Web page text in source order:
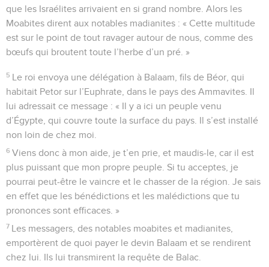
que les Israélites arrivaient en si grand nombre. Alors les
Moabites dirent aux notables madianites : « Cette multitude
est sur le point de tout ravager autour de nous, comme des
bœufs qui broutent toute l’herbe d’un pré. »
5 Le roi envoya une délégation à Balaam, fils de Béor, qui
habitait Petor sur l’Euphrate, dans le pays des Ammavites. Il
lui adressait ce message : « Il y a ici un peuple venu
d’Égypte, qui couvre toute la surface du pays. Il s’est installé
non loin de chez moi.
6 Viens donc à mon aide, je t’en prie, et maudis-le, car il est
plus puissant que mon propre peuple. Si tu acceptes, je
pourrai peut-être le vaincre et le chasser de la région. Je sais
en effet que les bénédictions et les malédictions que tu
prononces sont efficaces. »
7 Les messagers, des notables moabites et madianites,
emportèrent de quoi payer le devin Balaam et se rendirent
chez lui. Ils lui transmirent la requête de Balac.